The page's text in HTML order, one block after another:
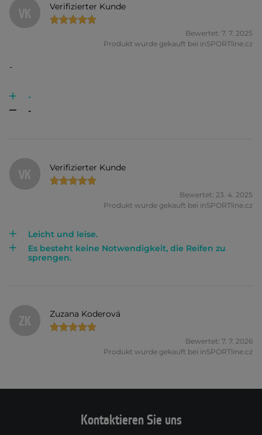
VK Verifizierter Kunde
Bewertet: 7. 7. 2025
Produkt wurde gekauft bei inSPORTline.cz
-
-
-
VK Verifizierter Kunde
Bewertet: 23. 4. 2025
Produkt wurde gekauft bei inSPORTline.cz
Leicht und leise.
Es besteht keine Notwendigkeit, die Reifen zu
sprengen.
ZK Zuzana Koderová
Bewertet: 7. 7. 2026
Produkt wurde gekauft bei inSPORTline.cz
Kontaktieren Sie uns